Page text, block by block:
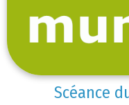
Scéance